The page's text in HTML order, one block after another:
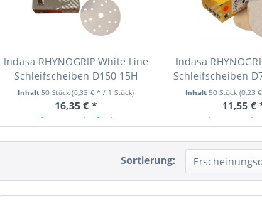
Indasa RHYNOGRIP White Line
Schleifscheiben D150 15H
Körnung P240, 50 Stk.
Inhalt 50 Stück (0,33 € * / 1 Stück)
16,35 € *
Ab Lager lieferbar
Indasa
Schleifscheiben
P240, 50
Inhalt 50 Stück (0,23
11,55 €
Ab Lager
Sortierung: